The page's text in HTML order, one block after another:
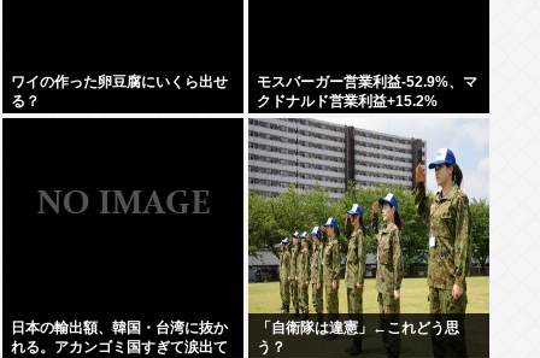
ワイの作った卵豆腐にいくら出せ
る？
モスバーガー営業利益-52.9%、マ
クドナルド営業利益+15.2%
日本の輸出額、韓国・台湾に抜か
れる。アカンゴミ国すぎて涙出て
「自衛隊は違憲」←これどう思
う？